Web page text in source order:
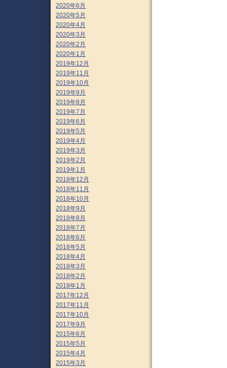
2020年6月
2020年5月
2020年4月
2020年3月
2020年2月
2020年1月
2019年12月
2019年11月
2019年10月
2019年9月
2019年8月
2019年7月
2019年6月
2019年5月
2019年4月
2019年3月
2019年2月
2019年1月
2018年12月
2018年11月
2018年10月
2018年9月
2018年8月
2018年7月
2018年6月
2018年5月
2018年4月
2018年3月
2018年2月
2018年1月
2017年12月
2017年11月
2017年10月
2017年9月
2015年6月
2015年5月
2015年4月
2015年3月